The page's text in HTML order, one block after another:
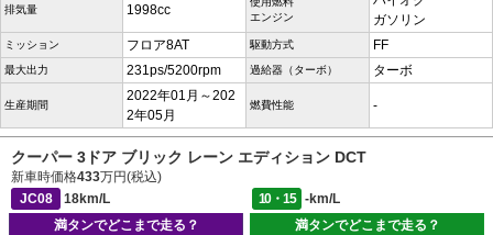
排気量 1998cc
エンジン
ガソリン
ミッション フロア8AT 駆動方式 FF
最大出力 231ps/5200rpm 過給器（ターボ） ターボ
生産期間
2022年01月～202
2年05月
燃費性能 -
クーパー 3ドア ブリック レーン エディション DCT
新車時価格433万円(税込)
JC08
18km/L 10・15
-km/L
満タンでどこまで走る？
満タンでどこまで走る？